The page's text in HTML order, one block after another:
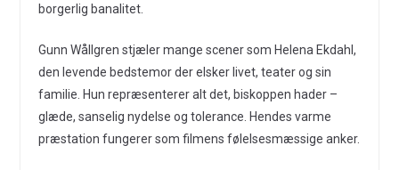
borgerlig banalitet.
Gunn Wållgren stjæler mange scener som Helena Ekdahl,
den levende bedstemor der elsker livet, teater og sin
familie. Hun repræsenterer alt det, biskoppen hader –
glæde, sanselig nydelse og tolerance. Hendes varme
præstation fungerer som filmens følelsesmæssige anker.